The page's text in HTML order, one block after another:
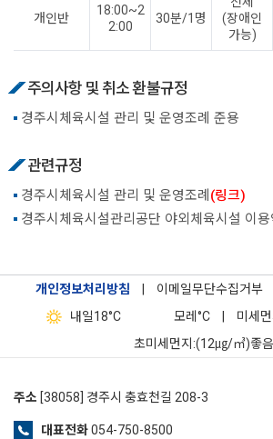
개인반
18:00~2
2:00
30분/1명
(장애인
가능)
주의사항 및 취소 환불규정
경주시체육시설 관리 및 운영조례 준용
관련규정
경주시체육시설 관리 및 운영조례 (링크)
경주시체육시설관리공단 야외체육시설 이
개인정보처리방침 이메일무단수집거부
내일18°C 모레 °C 미세
초미세먼지:(12㎍/㎥)좋음
주소 [38058] 경주시 충효천길 208-3
대표전화054-750-8500